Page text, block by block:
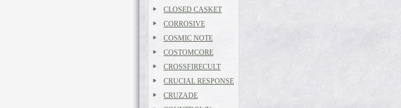
CLOSED CASKET
CORROSIVE
COSMIC NOTE
COSTOMCORE
CROSSFIRECULT
CRUCIAL RESPONSE
CRUZADE